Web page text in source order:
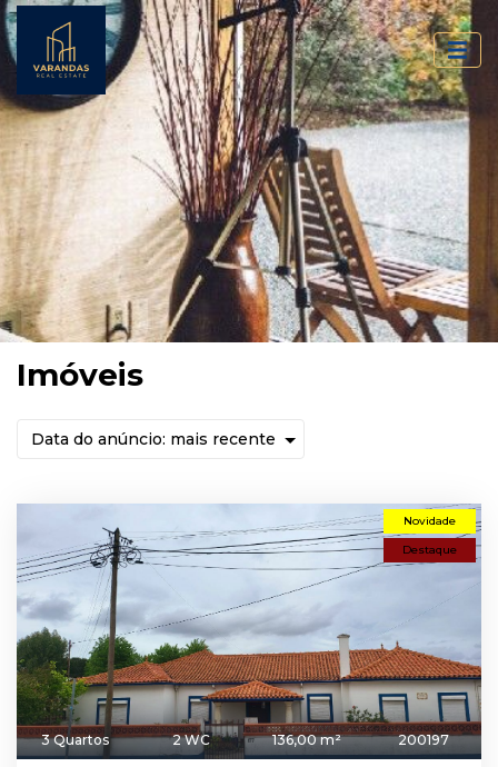
Imóveis
Novidade
Destaque
3 Quartos 2 WC 136,00 m² 200197